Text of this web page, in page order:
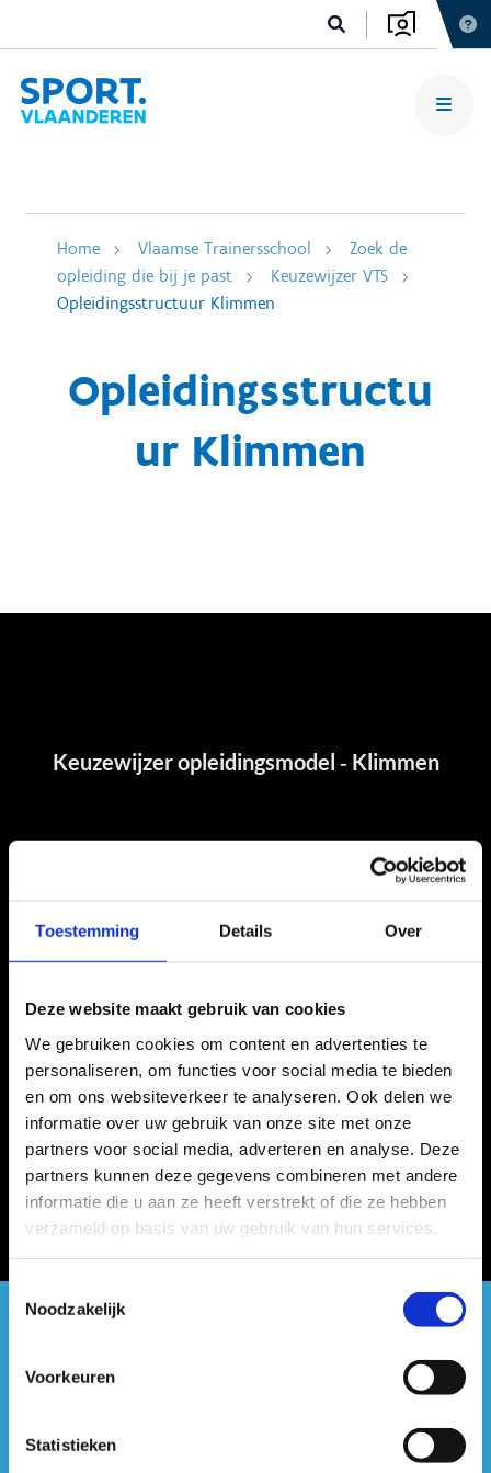
Toestemming Details Over
Deze website maakt gebruik van cookies
We gebruiken cookies om content en advertenties te
personaliseren, om functies voor social media te bieden
en om ons websiteverkeer te analyseren. Ook delen we
informatie over uw gebruik van onze site met onze
partners voor social media, adverteren en analyse. Deze
partners kunnen deze gegevens combineren met andere
informatie die u aan ze heeft verstrekt of die ze hebben
verzameld op basis van uw gebruik van hun services.
Toestemmingsselectie
Noodzakelijk
Voorkeuren
Statistieken
Home Vlaamse Trainersschool
Zoek de
opleiding die bij je past
Keuzewijzer VTS
Opleidingsstructuur Klimmen
Opleidingsstructu
ur Klimmen